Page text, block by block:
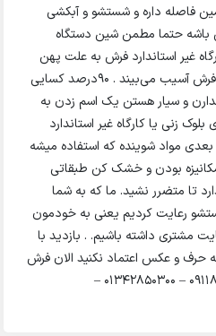
اتومات 1متر از زمین فاصله داره و شستشو و آبکشی
باشه حتما مطمن شین دستگاه
غیر استاندارد فرش به علت پهن
کردن رو لوله داربست می‌شکنه و فرش آسیب می‌بیند . 90درصد کسایی
و سیار هستن یک اسم زدن به
زنی یا کارگاه غیر استاندارد
مواد شوینده که استفاده میشه
بودن و خشک کن طبقاتی
تا متضرر نشید. ما که به شما
رعایت کردیم یعنی به خودمون
مشتری داشته باشیم. . بازدید با
حرف و عکس اعتماد نکنید الان فرش
گرون شده تلفن تماس: 09118407405 – 01342850300 –